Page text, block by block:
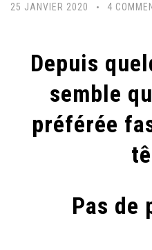
25 JANVIER 2020 4
Depuis
semble
préférée
Pas de